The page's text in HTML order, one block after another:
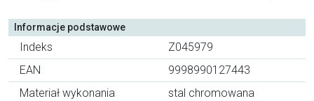
Informacje podstawowe
Indeks
Z045979
EAN
9998990127443
Materiał wykonania
stal chromowana